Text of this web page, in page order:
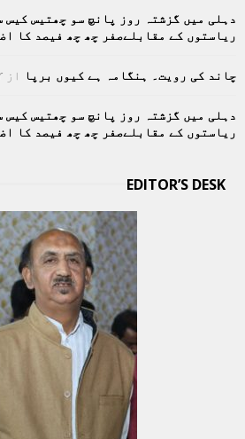
دہلی میں گزشتہ روز پانچ سو چھتیس کیس
ریاستوں کے مقابلےصفر چھ چھ فیصد کا
چاند کی رویت۔ ہنگامہ ہے کیوں برپا از
دہلی میں گزشتہ روز پانچ سو چھتیس کیس
ریاستوں کے مقابلےصفر چھ چھ فیصد کا
EDITOR’S DESK